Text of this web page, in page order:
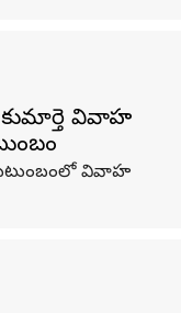
వివాహ
వివాహ